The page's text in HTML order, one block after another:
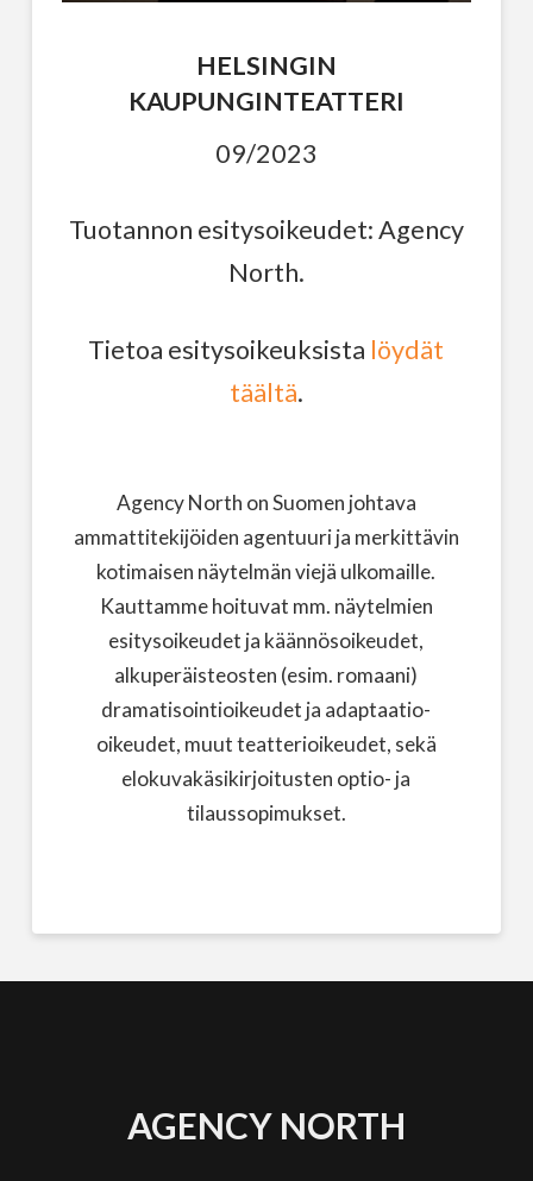
HELSINGIN
KAUPUNGINTEATTERI
09/2023
Tuotannon esitysoikeudet: Agency
North.
Tietoa esitysoikeuksista löydät
täältä.
Agency North on Suomen johtava
ammattitekijöiden agentuuri ja merkittävin
kotimaisen näytelmän viejä ulkomaille.
Kauttamme hoituvat mm. näytelmien
esitysoikeudet ja käännösoikeudet,
alkuperäisteosten (esim. romaani)
dramatisointioikeudet ja adaptaatio-
oikeudet, muut teatterioikeudet, sekä
elokuvakäsikirjoitusten optio- ja
tilaussopimukset.
AGENCY NORTH